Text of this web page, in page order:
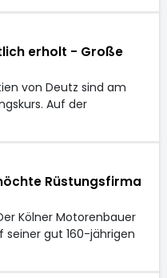
erholt - Große
von Deutz sind am
Auf der
Rüstungsfirma
Kölner Motorenbauer
gut 160-jährigen